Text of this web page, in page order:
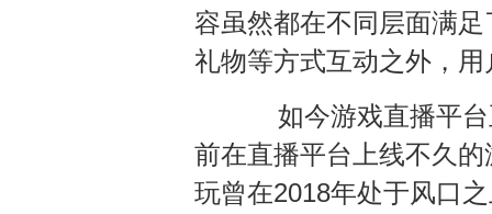
容虽然都在不同层面满
礼物等方式互动之外，
如今游戏直播平台
前在直播平台上线不久
玩曾在2018年处于风口